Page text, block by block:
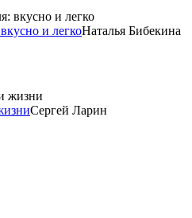
и легкоНаталья Бибекина
Сергей Ларин